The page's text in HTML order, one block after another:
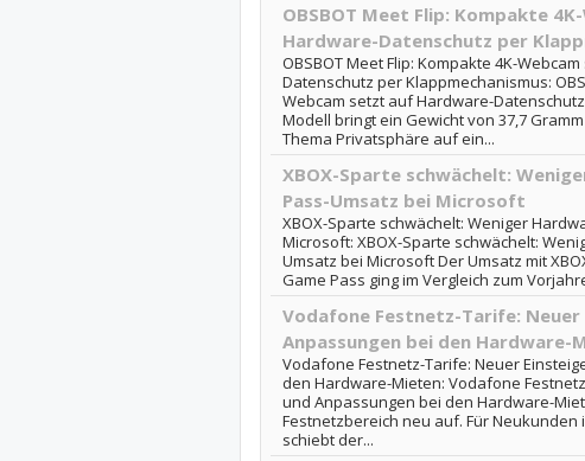
OBSBOT Meet Flip: Kompakte
Hardware-Datenschutz per
OBSBOT Meet Flip: Kompakte 4K-
Datenschutz per Klappmechanismus:
Webcam setzt auf Hardware-
Modell bringt ein Gewicht von 37,7
Thema Privatsphäre auf ein...
XBOX-Sparte schwächelt:
Pass-Umsatz bei Microsoft
XBOX-Sparte schwächelt: Weniger
Microsoft: XBOX-Sparte schwächelt:
Umsatz bei Microsoft Der Umsatz mit
Game Pass ging im Vergleich zum
Vodafone Festnetz-Tarife:
Anpassungen bei den Hardware-
Vodafone Festnetz-Tarife: Neuer
den Hardware-Mieten: Vodafone
und Anpassungen bei den Hardware-
Festnetzbereich neu auf. Für Neukunden
schiebt der...